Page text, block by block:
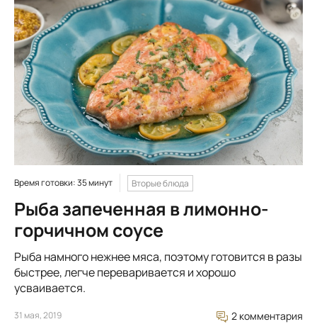
Время готовки: 35 минут Вторые блюда
Рыба запеченная в лимонно-
горчичном соусе
Рыба намного нежнее мяса, поэтому готовится в разы
быстрее, легче переваривается и хорошо
усваивается.
31 мая, 2019 2 комментария